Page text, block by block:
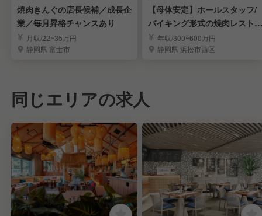
焼肉きんぐの店長候補／成長企
業／毎月昇格チャンスあり
月収/22~35万円
静岡県 富士市
【母体安定】ホールスタッフ/
バイキング形式の焼肉レストラ
ン(浜松市)
年収/300~600万円
静岡県 浜松市西区
同じエリアの求人